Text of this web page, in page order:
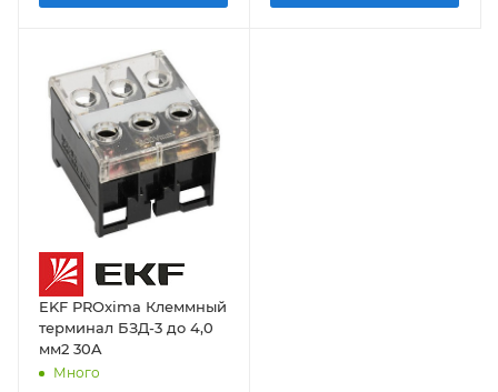
EKF PROxima Клеммный
терминал БЗД-3 до 4,0
мм2 30A
Много